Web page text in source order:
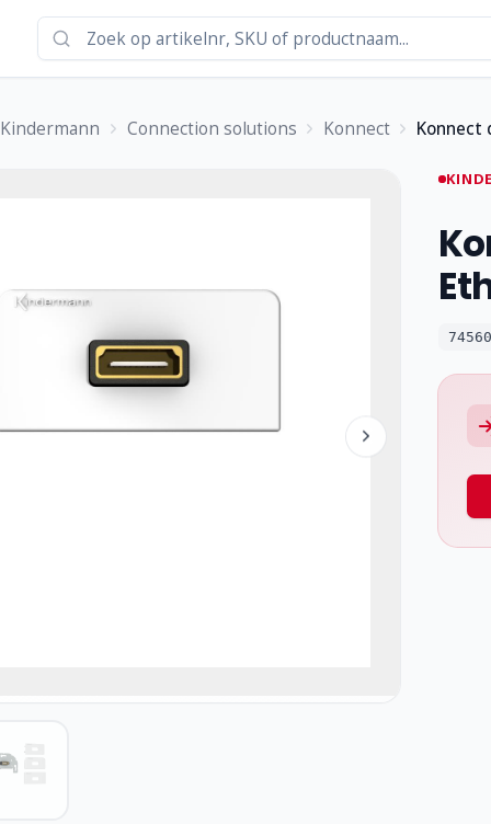
Kindermann Connection solutions Konnect Konnect